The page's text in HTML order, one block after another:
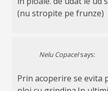
(nu stropite pe frunze)
Nelu Copacel says:
Prin acoperire se evita